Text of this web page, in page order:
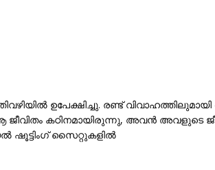
ഉപേക്ഷിച്ചു. രണ്ട്
ജീവിതം കഠിനമായിരുന്നു, അവൻ അവളുടെ
ഷൂട്ടിംഗ് സൈറ്റുകളിൽ